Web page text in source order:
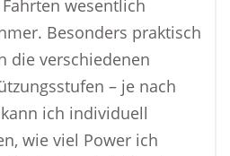
wesentlich
Besonders praktisch
die verschiedenen
– je nach
ich individuell
wie viel Power ich